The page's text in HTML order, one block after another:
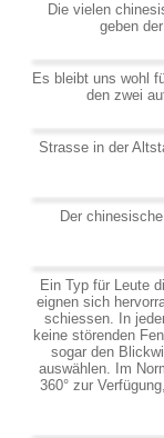
Die vielen
geben
Es bleibt uns wohl
den zwei
Strasse in der
Der
Ein Typ für Leute
eignen sich
schiessen. In
keine störenden
sogar den
auswählen. Im
360° zur